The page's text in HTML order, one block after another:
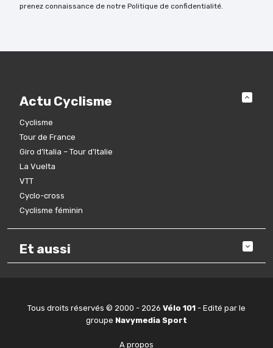
prenez connaissance de notre Politique de confidentialité.
Actu Cyclisme
Cyclisme
Tour de France
Giro d’Italia – Tour d’Italie
La Vuelta
VTT
Cyclo-cross
Cyclisme féminin
Et aussi
Tous droits réservés © 2000 - 2026 Vélo 101 - Edité par le
groupe Navymedia Sport
A propos